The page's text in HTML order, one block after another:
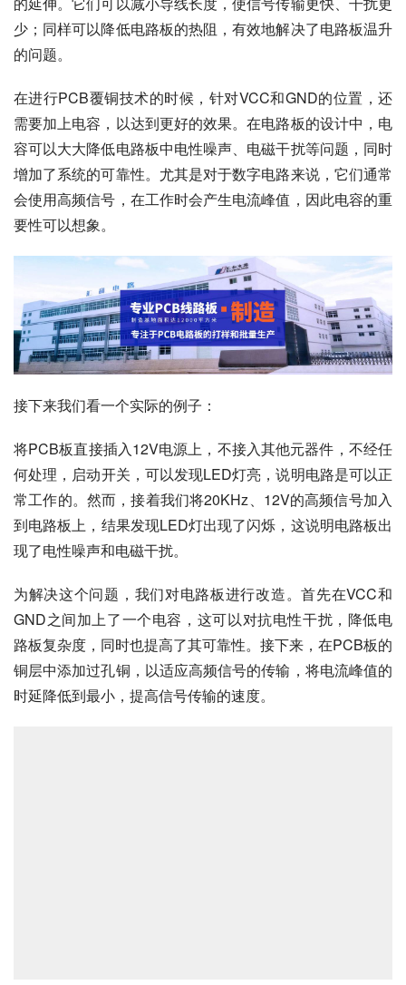
少；同样可以降低电路板的热阻，有效地解决了电路板温升
的问题。
在进行PCB覆铜技术的时候，针对VCC和GND的位置，还
需要加上电容，以达到更好的效果。在电路板的设计中，电
容可以大大降低电路板中电性噪声、电磁干扰等问题，同时
增加了系统的可靠性。尤其是对于数字电路来说，它们通常
会使用高频信号，在工作时会产生电流峰值，因此电容的重
要性可以想象。
接下来我们看一个实际的例子：
将PCB板直接插入12V电源上，不接入其他元器件，不经任
何处理，启动开关，可以发现LED灯亮，说明电路是可以正
常工作的。然而，接着我们将20KHz、12V的高频信号加入
到电路板上，结果发现LED灯出现了闪烁，这说明电路板出
现了电性噪声和电磁干扰。
为解决这个问题，我们对电路板进行改造。首先在VCC和
GND之间加上了一个电容，这可以对抗电性干扰，降低电
路板复杂度，同时也提高了其可靠性。接下来，在PCB板的
铜层中添加过孔铜，以适应高频信号的传输，将电流峰值的
时延降低到最小，提高信号传输的速度。